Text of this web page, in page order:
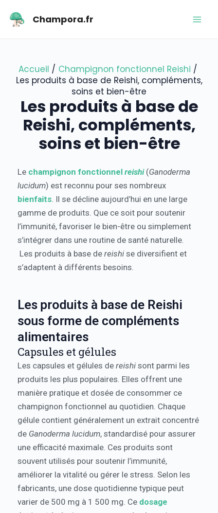
au
Champora.fr
Accueil
Champignon fonctionnel Reishi
Les produits à base de Reishi, compléments,
soins et bien-être
Les produits à base de
Reishi, compléments,
soins et bien-être
Le champignon fonctionnelreishi(Ganoderma
lucidum) est reconnu pour ses nombreux
bienfaits. Il se décline aujourd’hui en une large
gamme de produits. Que ce soit pour soutenir
l’immunité, favoriser le bien-être ou simplement
s’intégrer dans une routine de santé naturelle.
Les produits à base dereishi se diversifient et
s’adaptent à différents besoins.
Les produits à base de Reishi
sous forme de compléments
alimentaires
Capsules et gélules
Les capsules et gélules dereishi sont parmi les
produits les plus populaires. Elles offrent une
manière pratique et dosée de consommer ce
champignon fonctionnel au quotidien. Chaque
gélule contient généralement un extrait concentré
de Ganoderma lucidum, standardisé pour assurer
une efficacité maximale. Ces produits sont
souvent utilisés pour soutenir l’immunité,
améliorer la vitalité ou gérer le stress. Selon les
fabricants, une dose quotidienne typique peut
varier de 500 mg à 1 500 mg. Ce dosage
des